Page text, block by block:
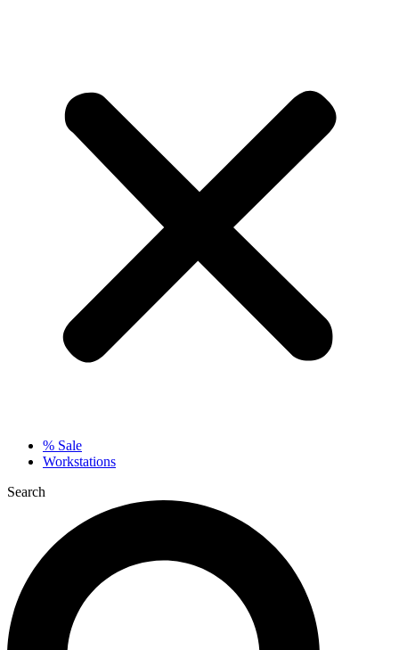
% Sale
Workstations
Search